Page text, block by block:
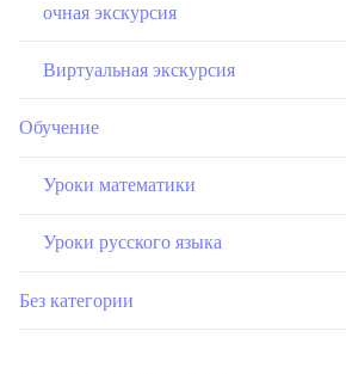
очная экскурсия
Виртуальная экскурсия
Обучение
Уроки математики
Уроки русского языка
Без категории